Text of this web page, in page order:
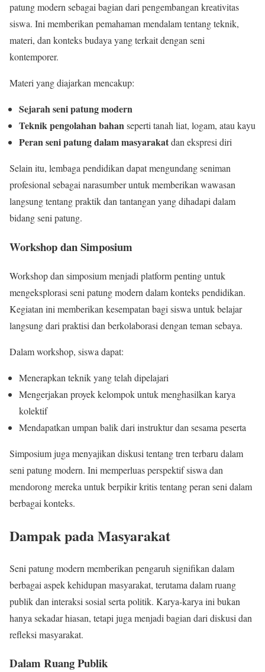
patung modern sebagai bagian dari pengembangan kreativitas
siswa. Ini memberikan pemahaman mendalam tentang teknik,
materi, dan konteks budaya yang terkait dengan seni
kontemporer.
Materi yang diajarkan mencakup:
Sejarah seni patung modern
Teknik pengolahan bahanseperti tanah liat, logam, atau kayu
Peran seni patung dalam masyarakatdan ekspresi diri
Selain itu, lembaga pendidikan dapat mengundang seniman
profesional sebagai narasumber untuk memberikan wawasan
langsung tentang praktik dan tantangan yang dihadapi dalam
bidang seni patung.
Workshop dan Simposium
Workshop dan simposium menjadi platform penting untuk
mengeksplorasi seni patung modern dalam konteks pendidikan.
Kegiatan ini memberikan kesempatan bagi siswa untuk belajar
langsung dari praktisi dan berkolaborasi dengan teman sebaya.
Dalam workshop, siswa dapat:
Menerapkan teknik yang telah dipelajari
Mengerjakan proyek kelompok untuk menghasilkan karya
kolektif
Mendapatkan umpan balik dari instruktur dan sesama peserta
Simposium juga menyajikan diskusi tentang tren terbaru dalam
seni patung modern. Ini memperluas perspektif siswa dan
mendorong mereka untuk berpikir kritis tentang peran seni dalam
berbagai konteks.
Dampak pada Masyarakat
Seni patung modern memberikan pengaruh signifikan dalam
berbagai aspek kehidupan masyarakat, terutama dalam ruang
publik dan interaksi sosial serta politik. Karya-karya ini bukan
hanya sekadar hiasan, tetapi juga menjadi bagian dari diskusi dan
refleksi masyarakat.
Dalam Ruang Publik